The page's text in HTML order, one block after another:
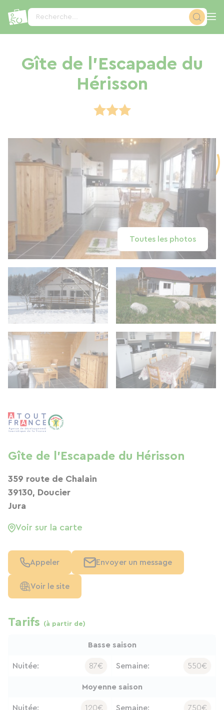
Recherche...
Gîte de l'Escapade du
Hérisson
Toutes les photos
Gîte de l'Escapade du Hérisson
359 route de Chalain
39130, Doucier
Jura
Voir sur la carte
Appeler Envoyer un message
Voir le site
Tarifs (à partir de)
Basse saison
Nuitée: 87€ Semaine: 550€
Moyenne saison
Nuitée: 120€ Semaine: 750€
Panneau de gestion des cookies